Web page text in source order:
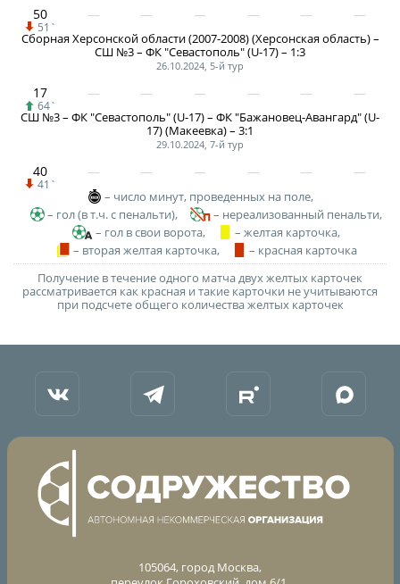
Архив турниров
Регламентирующие документы
50
51`
Сборная Херсонской области (2007-2008) (Херсонская область) –
СШ №3 – ФК "Севастополь" (U-17) – 1:3
26.10.2024, 5-й тур
17
64`
СШ №3 – ФК "Севастополь" (U-17) – ФК "Бажановец-Авангард" (U-
17) (Макеевка) – 3:1
29.10.2024, 7-й тур
40
41`
– число минут, проведенных на поле,
– гол (в т.ч. с пенальти),
– нереализованный пенальти,
– гол в свои ворота,
– желтая карточка,
– вторая желтая карточка,
– красная карточка
Получение в течение одного матча двух желтых карточек
рассматривается как красная и такие карточки не учитываются
при подсчете общего количества желтых карточек
105064, город Москва,